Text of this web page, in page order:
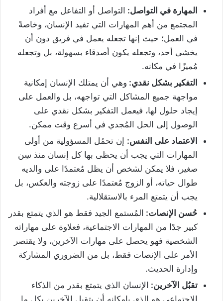
المهارة في التواصل: التواصل أو التفاعل مع أفراد
المجتمع من أهم المهارات التي تفيد الإنسان، وخاصةً
في العمل؛ حيث إنها تجعله يعمل في فريق دون أن
يخشى أحد، وتجعله يكون أصدقاء بسهولة، بل وتجعله
مُميزًا في مكانه.
التفكير بشكل نقدي: وهي أن يمتلك الإنسان إمكانية
مواجهة جميع المشاكل التي تواجهه، بل والعمل على
إيجاد حلول لها، فيعمل التفكير بشكل نقدي على
الوصول إلى الحل المُجدي في أسرع وقت ممكن.
الاعتماد على النفس: إن تحمُل المسؤولية من أولى
المهارات التي يجب أن يحظى بها كل إنسان منذ سِن
صغير، فلا يمكن لشخص أن يظل مُعتمدًا على والديه
طوال حياته، أو الزوج مُعتمدًا على زوجته والعكس، بل
يجب أن يتمتع المرء بالاستقلالية.
حُسن الإنصات: المُستمع الجيد فقط هو الذي يتمتع بقدر
كبير جدًا من المهارات الاجتماعية، فعلاوة على مهاراته
الشخصية فهو يحصل على مهارات الآخرين، ولا يقتصر
الأمر على الإنصات فقط، بل من الضروري المشاركة
وإدارة الحديث.
تقبُل الآخرين: الإنسان الذي يتمتع بقدر من الذكاء
الاجتماعي هو الذي بإمكانه أن يتقبل الآخرين بكل ما